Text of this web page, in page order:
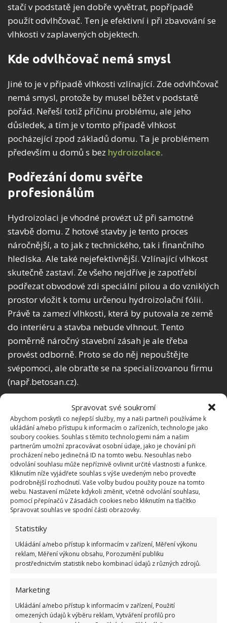
Spravovat své soukromí
Abychom poskytli co nejlepší služby, my a naši partneři používáme k
ukládání a/nebo přístupu k informacím o zařízeních, technologie jako
soubory cookies. Souhlas s těmito technologiemi nám a našim
partnerům umožní zpracovávat osobní údaje, jako je chování při
procházení nebo jedinečná ID na tomto webu. Nesouhlas nebo
odvolání souhlasu může nepříznivě ovlivnit určité vlastnosti a funkce.
Kliknutím níže vyjádřete souhlas s výše uvedeným nebo proveďte
podrobnější rozhodnutí. Vaše volby budou použity pouze na tomto
webu. Nastavení můžete kdykoli změnit, včetně odvolání souhlasu,
pomocí přepínačů v Zásadách cookies nebo kliknutím na tlačítko
Spravovat souhlas ve spodní části obrazovky.
Statistiky
Ukládání a/nebo přístup k informacím v zařízení, Měření výkonu
reklam, Měření výkonu obsahu, Porozumění publiku
prostřednictvím statistik nebo kombinací údajů z různých zdrojů.
Marketing
Ukládání a/nebo přístup k informacím v zařízení, Použití
omezených údajů k výběru reklam, Vytváření profilů pro
stačí v podstatě jen dobře vyvětrat, popřípadě
použít odvlhčovač. Ten je efektivní i při zbavování se
vlhkosti v zaplavených objektech.
Kde odvlhčovač nemá smysl
Jiné to je v případě vlhkosti vzlínající. Zde odvlhčovač
nemá smysl, protože by musel běžet v podstatě
pořád. Neřeší totiž příčinu problému, ale jeho
důsledek, a tím je v tomto případě vlhkost
pocházející zpod základů domu. Ta je problémem
především u domů s bez hydroizolace.
Podřezání domu svěřte
profesionálům
Hydroizolaci je vhodné provézt už při samotné
stavbě domu. Z hotové stavby je tento proces
náročnější, a to jak z technického, tak i finančního
hlediska. Ale také nejefektivnější. Vzlínající vlhkost
skutečně zastaví. Ze všeho nejdříve je zapotřebí
podřezat obvodové zdi speciální pilou a do vzniklých
prostor vložit k tomu určenou hydroizolační fólii.
Právě ta zamezí vlhkosti, která by putovala ze země
do interiéru a stavba nebude vlhnout. Tento
poměrně náročný stavební zásah je ale třeba
provést odborně. Proto se do něj nepouštějte
svépomoci, ale obraťte se na specializovanou firmu
(např.betosan.cz).
Přidejte svůj názor
KOMENTOVAT
Napište komentář
Vaše e-mailová adresa nebude zveřejněna.